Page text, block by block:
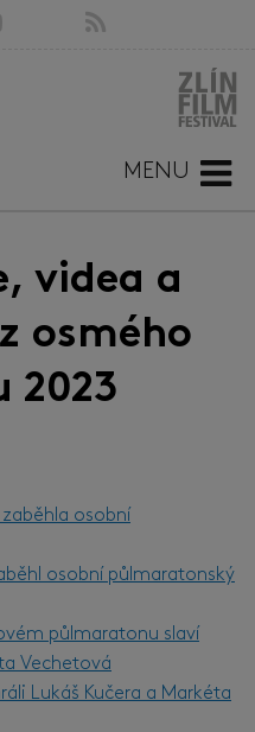
MENU
videa a
osmého
2023
osobní
osobní půlmaratonský
půlmaratonu slaví
Vechetová
Lukáš Kučera a Markéta